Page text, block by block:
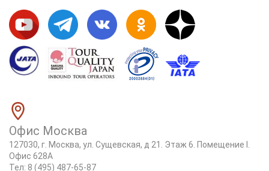
Офис Москва
127030, г. Москва, ул. Сущевская, д 21. Этаж 6. Помещение I.
Офис 628А
Тел: 8 (495) 487-65-87